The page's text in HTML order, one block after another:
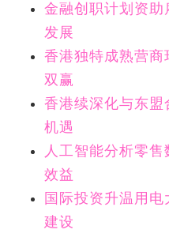
金融创职计划资
发展
香港独特成熟营
双赢
香港续深化与东
机遇
人工智能分析零
效益
国际投资升温用
建设